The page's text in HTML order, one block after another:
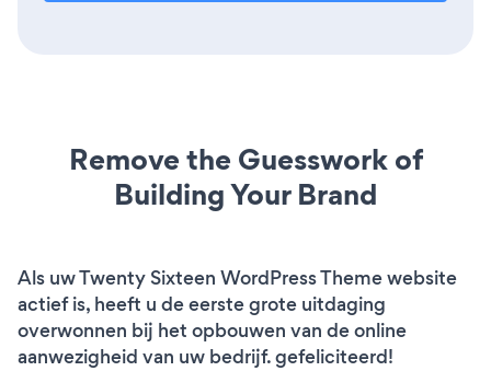
Remove the Guesswork of
Building Your Brand
Als uw Twenty Sixteen WordPress Theme website
actief is, heeft u de eerste grote uitdaging
overwonnen bij het opbouwen van de online
aanwezigheid van uw bedrijf. gefeliciteerd!